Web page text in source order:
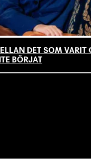
DET SOM VARIT
BÖRJAT